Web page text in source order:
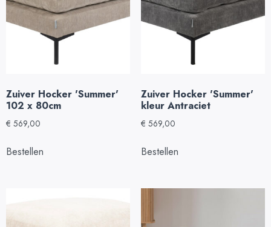
Zuiver Hocker 'Summer'
102 x 80cm
€ 569,00
Bestellen
Zuiver Hocker 'Summer'
kleur Antraciet
€ 569,00
Bestellen